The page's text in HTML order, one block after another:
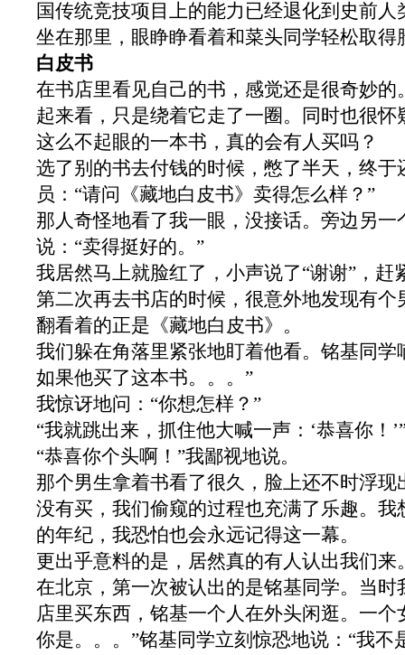
国传统竞技项目上的能力已经退化到史前
坐在那里，眼睁睁看着和菜头同学轻松取得
白皮书
在书店里看见自己的书，感觉还是很奇妙
起来看，只是绕着它走了一圈。同时也很
这么不起眼的一本书，真的会有人买吗？
选了别的书去付钱的时候，憋了半天，终于
员：“请问《藏地白皮书》卖得怎么样？”
那人奇怪地看了我一眼，没接话。旁边另
说：“卖得挺好的。”
我居然马上就脸红了，小声说了“谢谢”，赶
第二次再去书店的时候，很意外地发现有
翻看着的正是《藏地白皮书》。
我们躲在角落里紧张地盯着他看。铭基同学
如果他买了这本书。。。”
我惊讶地问：“你想怎样？”
“我就跳出来，抓住他大喊一声：‘恭喜你！
“恭喜你个头啊！”我鄙视地说。
那个男生拿着书看了很久，脸上还不时浮
没有买，我们偷窥的过程也充满了乐趣。
的年纪，我恐怕也会永远记得这一幕。
更出乎意料的是，居然真的有人认出我们来
在北京，第一次被认出的是铭基同学。当
店里买东西，铭基一个人在外头闲逛。一个
你是。。。”铭基同学立刻惊恐地说：“我不